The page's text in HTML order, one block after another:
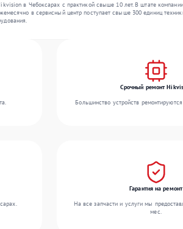
в Чебоксарах с практикой свыше 10 лет. В штате
в сервисный центр поступает свыше 300 единиц
Срочный ремонт
Большинство устройств
Гарантия на ремонт
На все запчасти и услуги мы
мес.